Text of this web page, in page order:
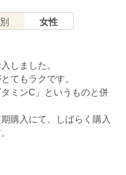
女性
しました。
てもラクです。
ミンC」というものと併
購入にて、しばらく購入